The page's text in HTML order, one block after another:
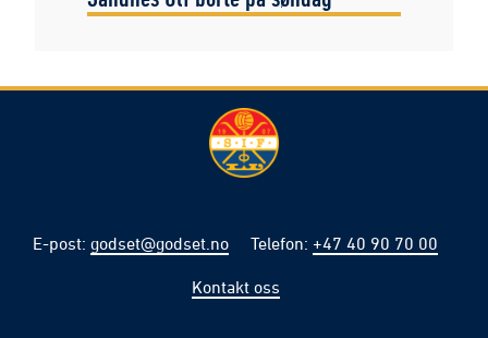
E-post: godset@godset.no Telefon: +47 40 90 70 00
Kontakt oss